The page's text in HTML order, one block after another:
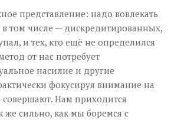
представление: надо вовлекать
том числе — дискредитированных,
и тех, кто ещё не определился
от нас потребует
насилие и другие
фокусируя внимание на
совершают. Нам приходится
же сильно, как мы боремся с